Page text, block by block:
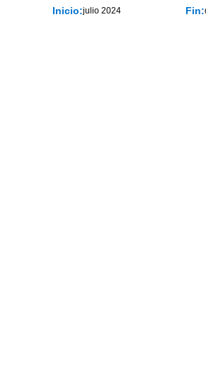
Inicio:julio 2024 Fin: